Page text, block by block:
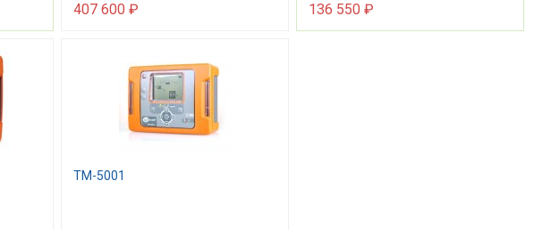
407 600 ₽ 136 550 ₽
ТМ-5001